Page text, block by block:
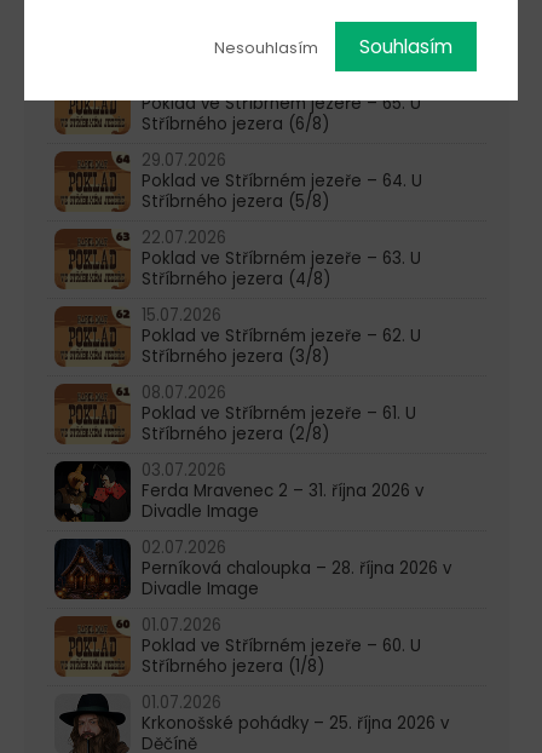
Poklad ve Stříbrném jezeře – 65. U
Stříbrného jezera (6/8)
29.07.2026
Poklad ve Stříbrném jezeře – 64. U
Stříbrného jezera (5/8)
22.07.2026
Poklad ve Stříbrném jezeře – 63. U
Stříbrného jezera (4/8)
15.07.2026
Poklad ve Stříbrném jezeře – 62. U
Stříbrného jezera (3/8)
08.07.2026
Poklad ve Stříbrném jezeře – 61. U
Stříbrného jezera (2/8)
03.07.2026
Ferda Mravenec 2 – 31. října 2026 v
Divadle Image
02.07.2026
Perníková chaloupka – 28. října 2026 v
Divadle Image
01.07.2026
Poklad ve Stříbrném jezeře – 60. U
Stříbrného jezera (1/8)
01.07.2026
Krkonošské pohádky – 25. října 2026 v
Děčíně
Nesouhlasím Souhlasím